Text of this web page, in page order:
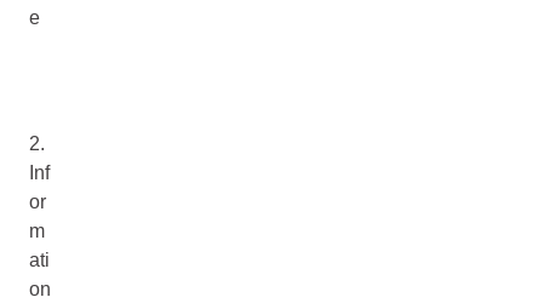
e
2.
Inf
or
m
ati
on